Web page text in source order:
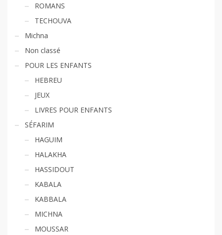
ROMANS
TECHOUVA
Michna
Non classé
POUR LES ENFANTS
HEBREU
JEUX
LIVRES POUR ENFANTS
SÉFARIM
HAGUIM
HALAKHA
HASSIDOUT
KABALA
KABBALA
MICHNA
MOUSSAR